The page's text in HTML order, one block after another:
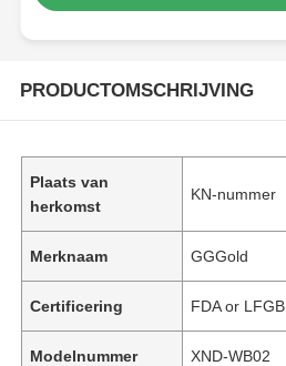
PRODUCTOMSCHRIJVING
Plaats van
herkomst
KN-nummer
Merknaam GGGold
Certificering FDA or LFGB
Modelnummer XND-WB02